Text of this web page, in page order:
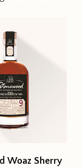
Woaz Sherry